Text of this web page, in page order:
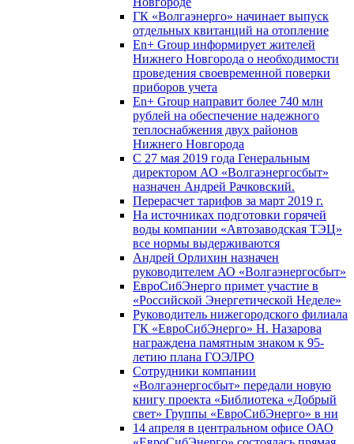
ГК «Волгаэнерго» начинает выпуск
отдельных квитанций на отопление
En+ Group информирует жителей
Нижнего Новгорода о необходимости
проведения своевременной поверки
приборов учета
En+ Group направит более 740 млн
рублей на обеспечение надежного
теплоснабжения двух районов
Нижнего Новгорода
С 27 мая 2019 года Генеральным
директором АО «Волгаэнергосбыт»
назначен Андрей Рачковский.
Перерасчет тарифов за март 2019 г.
На источниках подготовки горячей
воды компании «Автозаводская ТЭЦ»
все нормы выдерживаются
Андрей Орлихин назначен
руководителем АО «Волгаэнергосбыт»
ЕвроСибЭнерго примет участие в
«Российской Энергетической Неделе»
Руководитель нижегородского филиала
ГК «ЕвроСибЭнерго» Н. Назарова
награждена памятным знаком к 95-
летию плана ГОЭЛРО
Сотрудники компании
«Волгаэнергосбыт» передали новую
книгу проекта «Библиотека «Добрый
свет» Группы «ЕвроСибЭнерго» в ни
14 апреля в центральном офисе ОАО